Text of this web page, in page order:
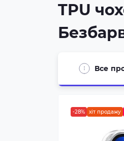
TPU
Все
-28% хіт продажу